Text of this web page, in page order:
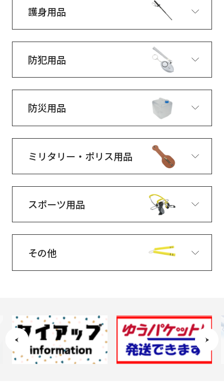
護身用品
防犯用品
防災用品
ミリタリー・ポリス用品
スポーツ用品
その他